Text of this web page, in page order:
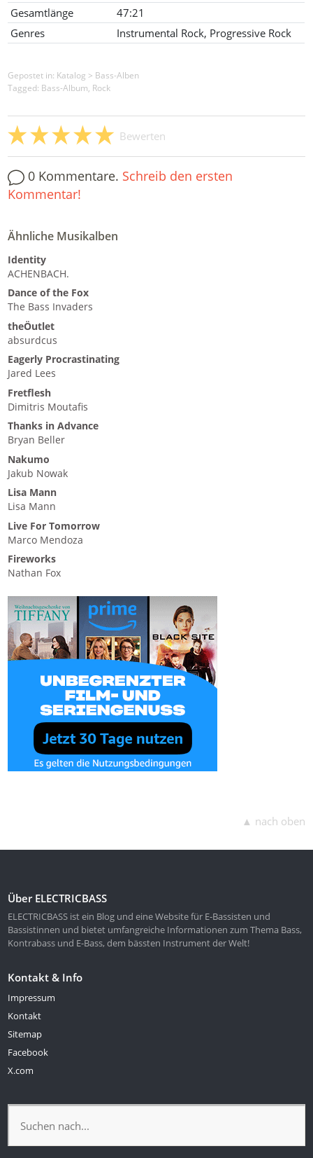
Gesamtlänge
47:21
Genres
Instrumental Rock, Progressive Rock
Gepostet in: Katalog > Bass-Alben
Tagged: Bass-Album, Rock
Bewerten
0 Kommentare. Schreib den ersten
Kommentar!
Ähnliche Musikalben
Identity
ACHENBACH.
Dance of the Fox
The Bass Invaders
theÖutlet
absurdcus
Eagerly Procrastinating
Jared Lees
Fretflesh
Dimitris Moutafis
Thanks in Advance
Bryan Beller
Nakumo
Jakub Nowak
Lisa Mann
Lisa Mann
Live For Tomorrow
Marco Mendoza
Fireworks
Nathan Fox
▲ nach oben
Über ELECTRICBASS
ELECTRICBASS ist ein Blog und eine Website für E-Bassisten und
Bassistinnen und bietet umfangreiche Informationen zum Thema Bass,
Kontrabass und E-Bass, dem bässten Instrument der Welt!
Kontakt & Info
Impressum
Kontakt
Sitemap
Facebook
X.com